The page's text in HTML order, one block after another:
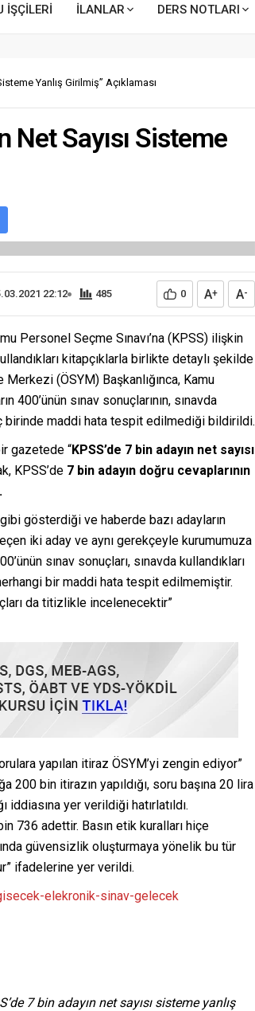
İŞÇİLERİ İLANLAR DERS NOTLARI
Yanlış Girilmiş” Açıklaması
Net Sayısı Sisteme
22:12 485 0 A+ A-
Personel Seçme Sınavı’na (KPSS) ilişkin
kitapçıklarla birlikte detaylı şekilde
(ÖSYM) Başkanlığınca, Kamu
400’ünün sınav sonuçlarının, sınavda
birinde maddi hata tespit edilmediği bildirildi.
gazetede “KPSS’de 7 bin adayın net sayısı
KPSS’de 7 bin adayın doğru cevaplarının
gösterdiği ve haberde bazı adayların
iki aday ve aynı gerekçeyle kurumumuza
sınav sonuçları, sınavda kullandıkları
bir maddi hata tespit edilmemiştir.
da titizlikle incelenecektir”
yapılan itiraz ÖSYM’yi zengin ediyor”
200 bin itirazın yapıldığı, soru başına 20 lira
iddiasına yer verildiği hatırlatıldı.
736 adettir. Basın etik kuralları hiçe
güvensizlik oluşturmaya yönelik bu tür
ifadelerine yer verildi.
7 bin adayın net sayısı sisteme yanlış